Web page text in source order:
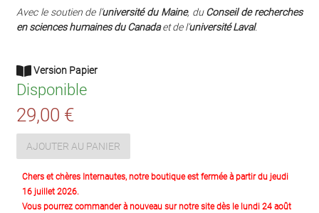
Avec le soutien de l’université du Maine, duConseil de recherches
en sciences humaines du Canadaet de l’université Laval.
Version Papier
Disponible
29,00 €
AJOUTER AU PANIER
Chers et chères Internautes, notre boutique est fermée à partir du jeudi
16 juillet 2026.
Vous pourrez commander à nouveau sur notre site dès le lundi 24 août